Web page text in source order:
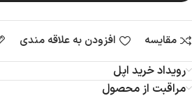
مقایسه افزودن به علاقه مندی
رویداد خرید اپل
مراقبت از محصول